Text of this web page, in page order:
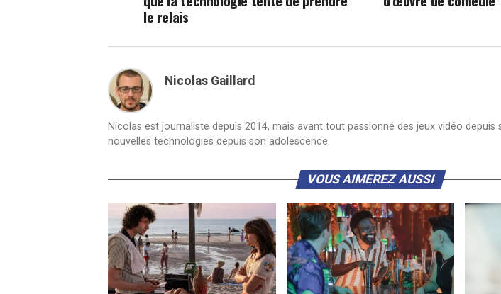
le relais
Nicolas Gaillard
Nicolas est journaliste depuis 2014, mais avant tout passionné des jeux vidéo depuis
nouvelles technologies depuis son adolescence.
VOUS AIMEREZ AUSSI